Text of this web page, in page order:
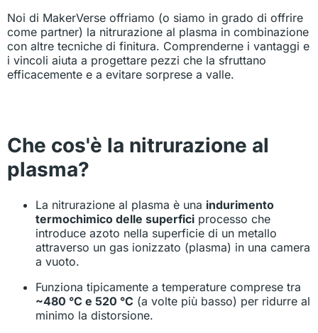
Noi di MakerVerse offriamo (o siamo in grado di offrire
come partner) la nitrurazione al plasma in combinazione
con altre tecniche di finitura. Comprenderne i vantaggi e
i vincoli aiuta a progettare pezzi che la sfruttano
efficacemente e a evitare sorprese a valle.
Che cos'è la nitrurazione al
plasma?
La nitrurazione al plasma è una indurimento
termochimico delle superfici processo che
introduce azoto nella superficie di un metallo
attraverso un gas ionizzato (plasma) in una camera
a vuoto.
Funziona tipicamente a temperature comprese tra
~480 °C e 520 °C (a volte più basso) per ridurre al
minimo la distorsione.